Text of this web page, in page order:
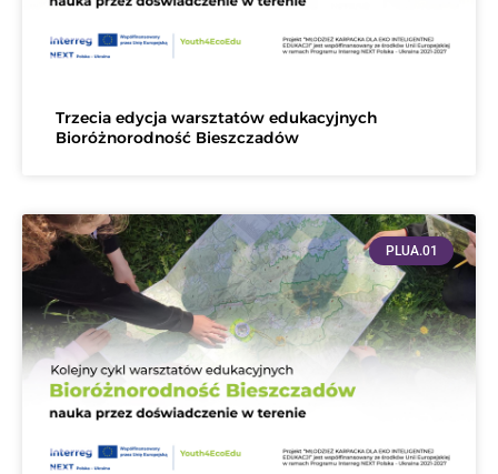
Trzecia edycja warsztatów edukacyjnych
Bioróżnorodność Bieszczadów
PLUA.01